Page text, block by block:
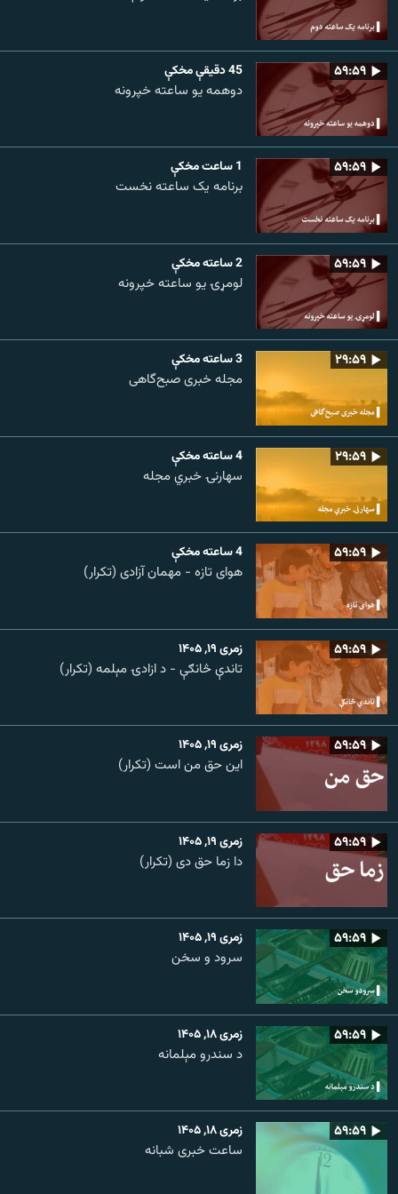
۵۹:۵۹ 45 دقيقې مخکې
دوهمه یو ساعته خپرونه
۵۹:۵۹ 1 ساعت مخکې
برنامه یک ساعته نخست
۵۹:۵۹ 2 ساعته مخکې
لومړۍ یو ساعته خپرونه
۲۹:۵۹ 3 ساعته مخکې
مجله خبری صبح‌گاهی
۲۹:۵۹ 4 ساعته مخکې
سهارنۍ خبري مجله
۵۹:۵۹ 4 ساعته مخکې
هوای تازه - مهمان آزادی (تکرار)
۵۹:۵۹ زمری ۱۹, ۱۴۰۵
تاندې څانګې - د ازادۍ مېلمه (تکرار)
۵۹:۵۹ زمری ۱۹, ۱۴۰۵
این حق من است (تکرار)
۵۹:۵۹ زمری ۱۹, ۱۴۰۵
دا زما حق دی (تکرار)
۵۹:۵۹ زمری ۱۹, ۱۴۰۵
سرود و سخن
۵۹:۵۹ زمری ۱۸, ۱۴۰۵
د سندرو مېلمانه
۵۹:۵۹ زمری ۱۸, ۱۴۰۵
ساعت خبری شبانه